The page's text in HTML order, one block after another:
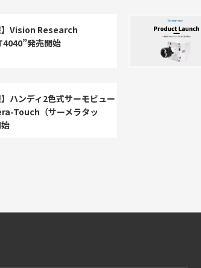
】Vision Research
発売開始
】ハンディ2色式サーモビュー
Touch（サーメラタッ